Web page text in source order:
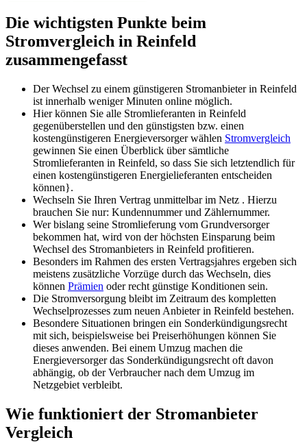
Die wichtigsten Punkte beim
Stromvergleich in Reinfeld
zusammengefasst
Der Wechsel zu einem günstigeren Stromanbieter in Reinfeld
ist innerhalb weniger Minuten online möglich.
Hier können Sie alle Stromlieferanten in Reinfeld
gegenüberstellen und den günstigsten bzw. einen
kostengünstigeren Energieversorger wählen Stromvergleich
gewinnen Sie einen Überblick über sämtliche
Stromlieferanten in Reinfeld, so dass Sie sich letztendlich für
einen kostengünstigeren Energielieferanten entscheiden
können}.
Wechseln Sie Ihren Vertrag unmittelbar im Netz . Hierzu
brauchen Sie nur: Kundennummer und Zählernummer.
Wer bislang seine Stromlieferung vom Grundversorger
bekommen hat, wird von der höchsten Einsparung beim
Wechsel des Stromanbieters in Reinfeld profitieren.
Besonders im Rahmen des ersten Vertragsjahres ergeben sich
meistens zusätzliche Vorzüge durch das Wechseln, dies
können Prämien oder recht günstige Konditionen sein.
Die Stromversorgung bleibt im Zeitraum des kompletten
Wechselprozesses zum neuen Anbieter in Reinfeld bestehen.
Besondere Situationen bringen ein Sonderkündigungsrecht
mit sich, beispielsweise bei Preiserhöhungen können Sie
dieses anwenden. Bei einem Umzug machen die
Energieversorger das Sonderkündigungsrecht oft davon
abhängig, ob der Verbraucher nach dem Umzug im
Netzgebiet verbleibt.
Wie funktioniert der Stromanbieter
Vergleich